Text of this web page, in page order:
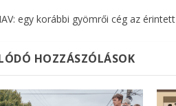
egy korábbi gyömrői cég az érintett
HOZZÁSZÓLÁSOK